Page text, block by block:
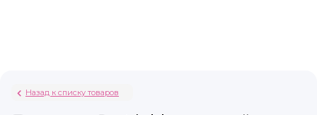
Назад к списку товаров